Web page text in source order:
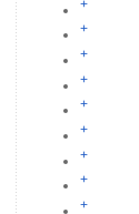
+
+
+
+
+
+
+
+
+